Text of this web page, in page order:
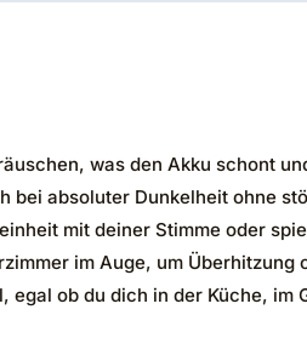
was den Akku schont
bei absoluter Dunkelheit ohne
mit deiner Stimme oder
im Auge, um
ob du dich in der Küche, im